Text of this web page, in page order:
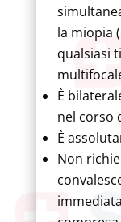
la miopia
qualsiasi
È
nel corso
È
Non